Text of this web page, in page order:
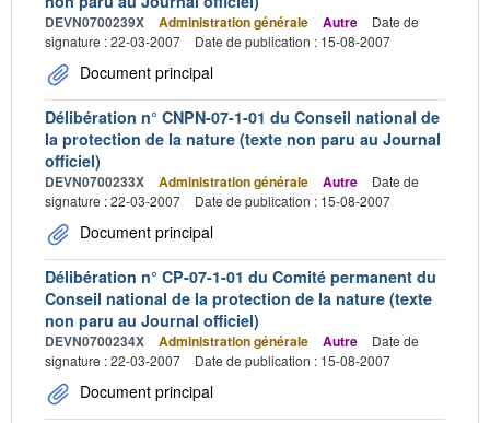
DEVN0700239X Administration générale Autre
Date de
signature : 22-03-2007
Date de publication : 15-08-2007
Document principal
Délibération n° CNPN-07-1-01 du Conseil national de
la protection de la nature (texte non paru au Journal
officiel)
DEVN0700233X Administration générale Autre
Date de
signature : 22-03-2007
Date de publication : 15-08-2007
Document principal
Délibération n° CP-07-1-01 du Comité permanent du
Conseil national de la protection de la nature (texte
non paru au Journal officiel)
DEVN0700234X Administration générale Autre
Date de
signature : 22-03-2007
Date de publication : 15-08-2007
Document principal